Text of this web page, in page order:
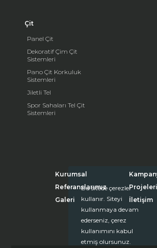
Bu sitede çerezler
kullanır. Siteyi
kullanmaya devam
ederseniz, çerez
kullanımını kabul
etmiş olursunuz.
Çit
Panel Çit
Dekoratif Çim Çit
Sistemleri
Pano Çit Korkuluk
Sistemleri
Jiletli Tel
Spor Sahaları Tel Çit
Sistemleri
Kurumsal
Referanslarımız
Galeri
İletişim